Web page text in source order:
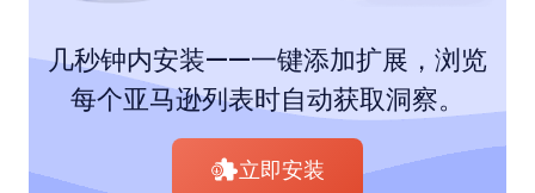
几秒钟内安装——一键添加扩展，浏览
每个亚马逊列表时自动获取洞察。
立即安装